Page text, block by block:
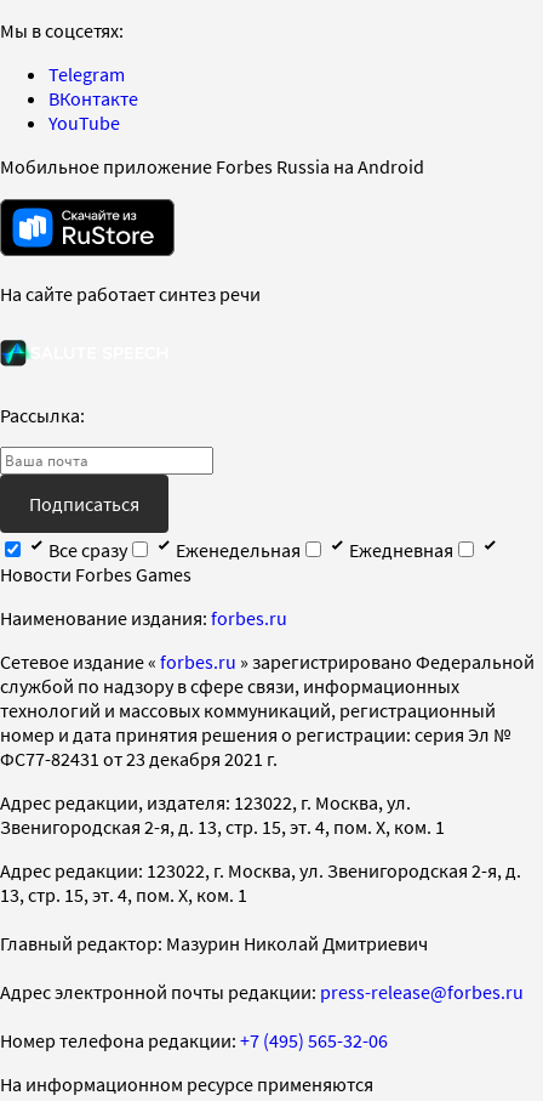
Мы в соцсетях:
Telegram
ВКонтакте
YouTube
Мобильное приложение Forbes Russia на Android
На сайте работает синтез речи
Рассылка:
Подписаться
Все сразу
Еженедельная
Ежедневная
Новости Forbes Games
Наименование издания: forbes.ru
Cетевое издание « forbes.ru » зарегистрировано Федеральной
службой по надзору в сфере связи, информационных
технологий и массовых коммуникаций, регистрационный
номер и дата принятия решения о регистрации: серия Эл №
ФС77-82431 от 23 декабря 2021 г.
Адрес редакции, издателя: 123022, г. Москва, ул.
Звенигородская 2-я, д. 13, стр. 15, эт. 4, пом. X, ком. 1
Адрес редакции: 123022, г. Москва, ул. Звенигородская 2-я, д.
13, стр. 15, эт. 4, пом. X, ком. 1
Главный редактор: Мазурин Николай Дмитриевич
Адрес электронной почты редакции: press-release@forbes.ru
Номер телефона редакции: +7 (495) 565-32-06
На информационном ресурсе применяются